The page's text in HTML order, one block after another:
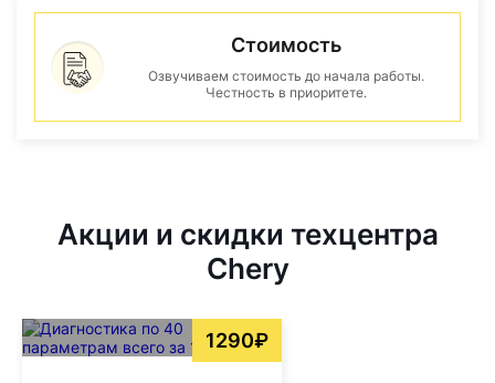
Стоимость
Озвучиваем стоимость до начала работы.
Честность в приоритете.
Акции и скидки техцентра
Chery
1290₽